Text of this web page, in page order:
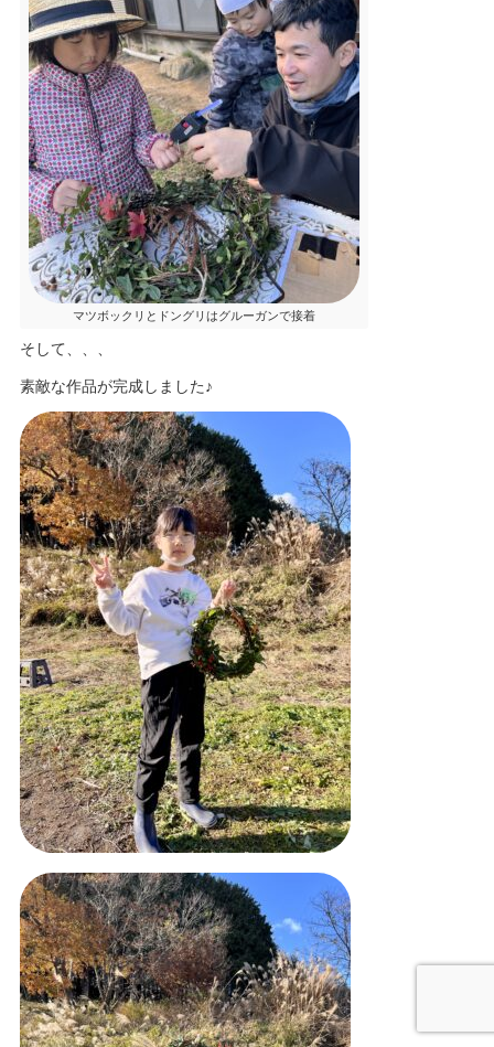
マツボックリとドングリはグルーガンで接着
そして、、、
素敵な作品が完成しました♪